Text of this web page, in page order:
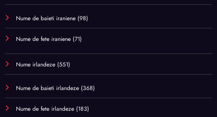
Nume de baieti iraniene (98)
Nume de fete iraniene (71)
Nume irlandeze (551)
Nume de baieti irlandeze (368)
Nume de fete irlandeze (183)